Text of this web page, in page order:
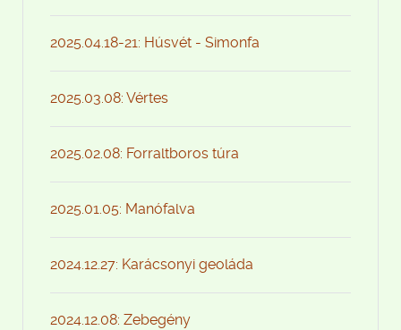
2025.04.18-21: Húsvét - Simonfa
2025.03.08: Vértes
2025.02.08: Forraltboros túra
2025.01.05: Manófalva
2024.12.27: Karácsonyi geoláda
2024.12.08: Zebegény